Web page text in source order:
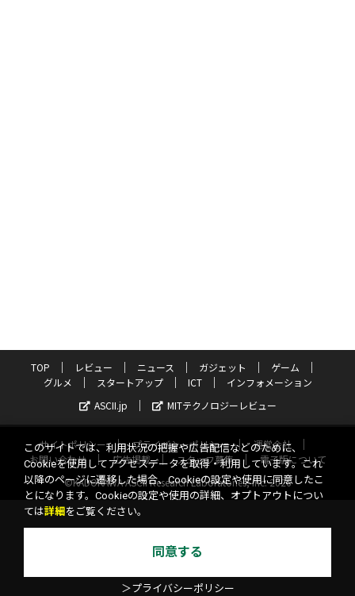
TOP レビュー ニュース ガジェット
ゲーム
グルメ
スタートアップ ICT
インフォメーション
ASCII.jp
MITテクノロジーレビュー
サイトポリシー プライバシーポリシー
運営会社
お問い合わせ
広告掲載 スタッフ募集
電子版について
©KADOKAWA ASCII Research Laboratories, Inc. 2026
このサイトでは、利用状況の把握や広告配信などのために、
Cookieを使用してアクセスデータを取得・利用しています。これ
以降のページに遷移した場合、Cookieの設定や使用に同意したこ
とになります。Cookieの設定や使用の詳細、オプトアウトについ
ては詳細 をご覧ください。
同意する
＞プライバシーポリシー